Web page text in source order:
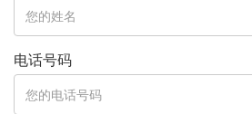
电话号码